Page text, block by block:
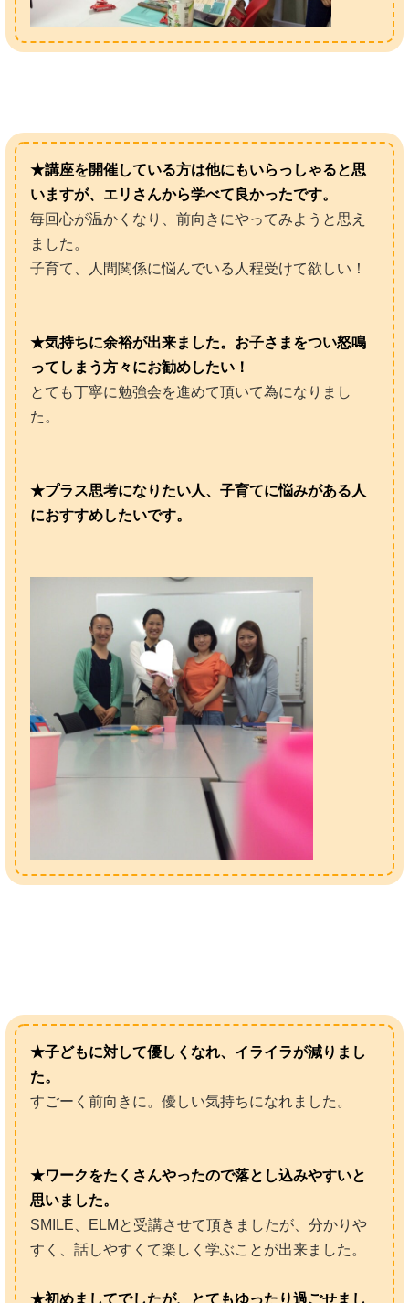
★講座を開催している方は他にもいらっしゃると思
いますが、エリさんから学べて良かったです。
毎回心が温かくなり、前向きにやってみようと思え
ました。
子育て、人間関係に悩んでいる人程受けて欲しい！
★気持ちに余裕が出来ました。お子さまをつい怒鳴
ってしまう方々にお勧めしたい！
とても丁寧に勉強会を進めて頂いて為になりまし
た。
★プラス思考になりたい人、子育てに悩みがある人
におすすめしたいです。
★子どもに対して優しくなれ、イライラが減りまし
た。
すごーく前向きに。優しい気持ちになれました。
★ワークをたくさんやったので落とし込みやすいと
思いました。
SMILE、ELMと受講させて頂きましたが、分かりや
すく、話しやすくて楽しく学ぶことが出来ました。
★初めましてでしたが、とてもゆったり過ごせまし